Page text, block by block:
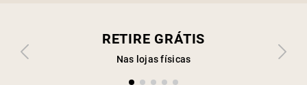
RETIRE GRÁTIS
Nas lojas físicas